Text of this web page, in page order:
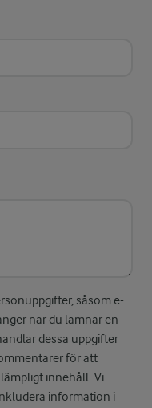
såsom e-
när du lämnar en
dessa uppgifter
för att
innehåll. Vi
information i